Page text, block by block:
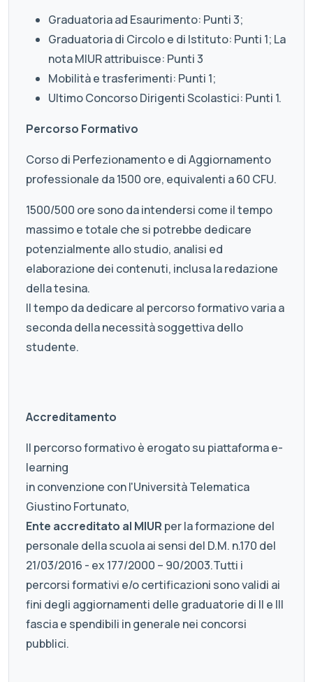
Graduatoria ad Esaurimento: Punti 3;
Graduatoria di Circolo e di Istituto: Punti 1; La
nota MIUR attribuisce: Punti 3
Mobilità e trasferimenti: Punti 1;
Ultimo Concorso Dirigenti Scolastici: Punti 1.
Percorso Formativo
Corso di Perfezionamento e di Aggiornamento
professionale da 1500 ore, equivalenti a 60 CFU.
1500/500 ore sono da intendersi come il tempo
massimo e totale che si potrebbe dedicare
potenzialmente allo studio, analisi ed
elaborazione dei contenuti, inclusa la redazione
della tesina.
Il tempo da dedicare al percorso formativo varia a
seconda della necessità soggettiva dello
studente.
Accreditamento
Il percorso formativo è erogato su piattaforma e-
learning
in convenzione con l'Università Telematica
Giustino Fortunato,
Ente accreditato al MIUR per la formazione del
personale della scuola ai sensi del D.M. n.170 del
21/03/2016 - ex 177/2000 – 90/2003.Tutti i
percorsi formativi e/o certificazioni sono validi ai
fini degli aggiornamenti delle graduatorie di II e III
fascia e spendibili in generale nei concorsi
pubblici.